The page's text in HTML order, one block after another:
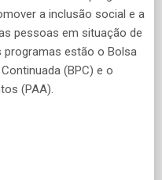
a inclusão social e a
pessoas em situação de
programas estão o Bolsa
(BPC) e o
(PAA).